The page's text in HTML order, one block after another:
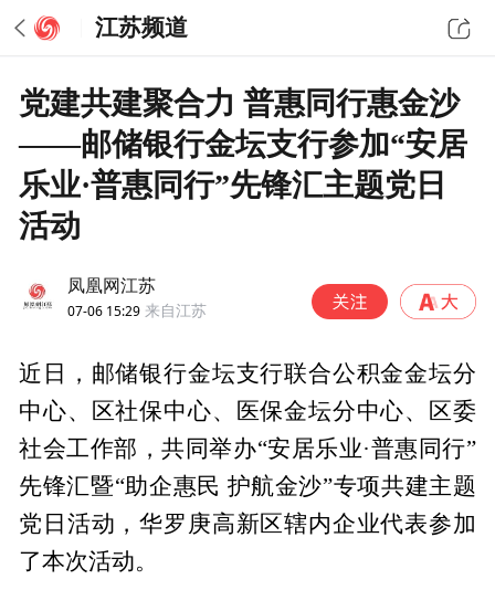
江苏频道
党建共建聚合力 普惠同行惠金沙
——邮储银行金坛支行参加“安居
乐业·普惠同行”先锋汇主题党日
活动
凤凰网江苏
07-06 15:29 来自江苏
近日，邮储银行金坛支行联合公积金金坛分
中心、区社保中心、医保金坛分中心、区委
社会工作部，共同举办“安居乐业·普惠同行”
先锋汇暨“助企惠民 护航金沙”专项共建主题
党日活动，华罗庚高新区辖内企业代表参加
了本次活动。